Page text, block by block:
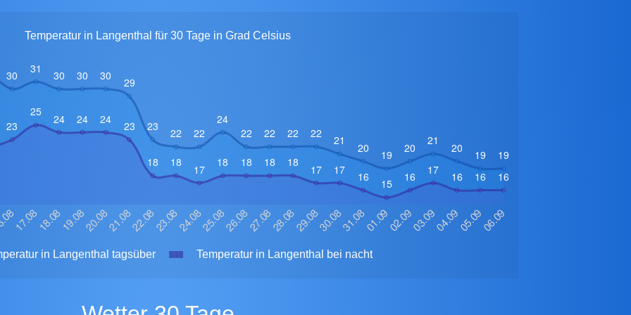
Temperatur in Langenthal für 30 Tage in Grad Celsius
in Langenthal tagsüber Temperatur in Langenthal bei nacht